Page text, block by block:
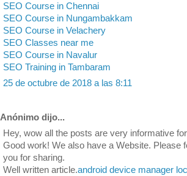
SEO Course in Chennai
SEO Course in Nungambakkam
SEO Course in Velachery
SEO Classes near me
SEO Course in Navalur
SEO Training in Tambaram
25 de octubre de 2018 a las 8:11
Anónimo dijo...
Hey, wow all the posts are very informative
Good work! We also have a Website. Please
you for sharing.
Well written article.android device manager